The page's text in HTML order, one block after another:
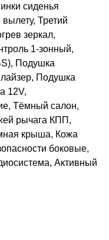
сиденья
Третий
зеркал,
1-зонный,
Подушка
Подушка
12V,
Тёмный салон,
рычага КПП,
крыша, Кожа
боковые,
Активный